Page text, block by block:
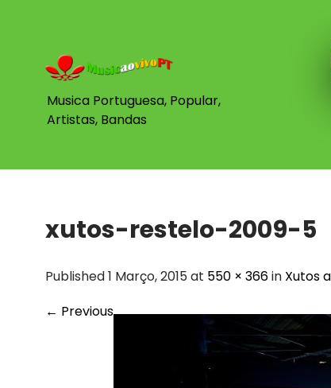
Musica Portuguesa, Popular,
Artistas, Bandas
xutos-restelo-2009-5
Published 1 Março, 2015 at 550 × 366in Xutos
← Previous